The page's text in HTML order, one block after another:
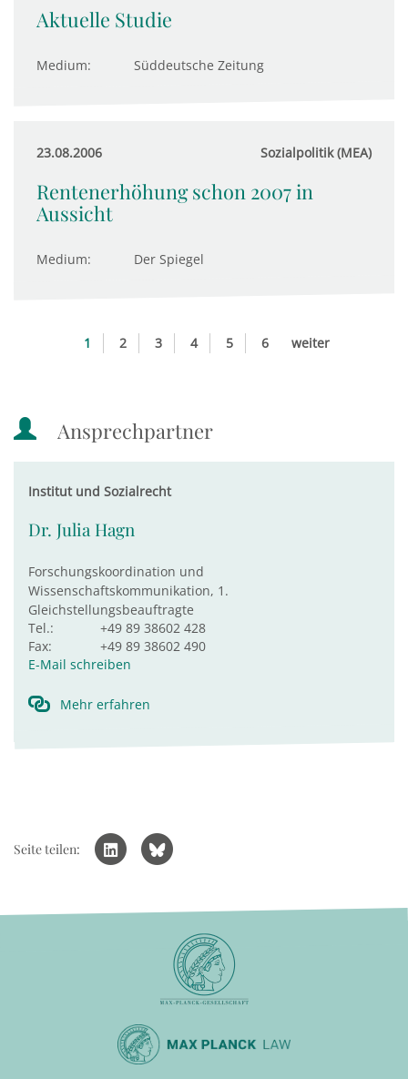
Aktuelle Studie
Medium: Süddeutsche Zeitung
23.08.2006 Sozialpolitik (MEA)
Rentenerhöhung schon 2007 in
Aussicht
Medium: Der Spiegel
1 2 3 4 5 6 weiter
Ansprechpartner
Institut und Sozialrecht
Dr. Julia Hagn
Forschungskoordination und
Wissenschaftskommunikation, 1.
Gleichstellungsbeauftragte
Tel.:
+49 89 38602 428
Fax:
+49 89 38602 490
E-Mail schreiben
Mehr erfahren
Seite teilen: